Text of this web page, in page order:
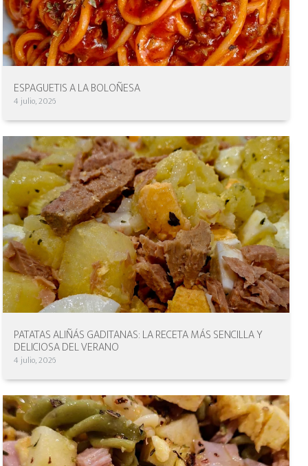
ESPAGUETIS A LA BOLOÑESA
4 julio, 2026
PATATAS ALIÑÁS GADITANAS: LA RECETA MÁS SENCILLA Y
DELICIOSA DEL VERANO
4 julio, 2026